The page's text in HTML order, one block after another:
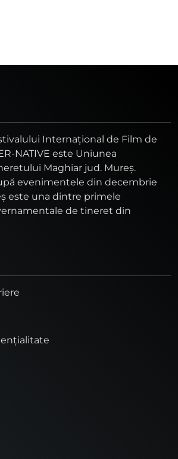
Internaţional de Film de
NATIVE este Uniunea
Maghiar jud. Mureş.
evenimentele din decembrie
este una dintre primele
de tineret din